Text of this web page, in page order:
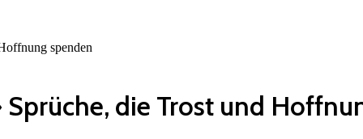
spenden
die Trost und